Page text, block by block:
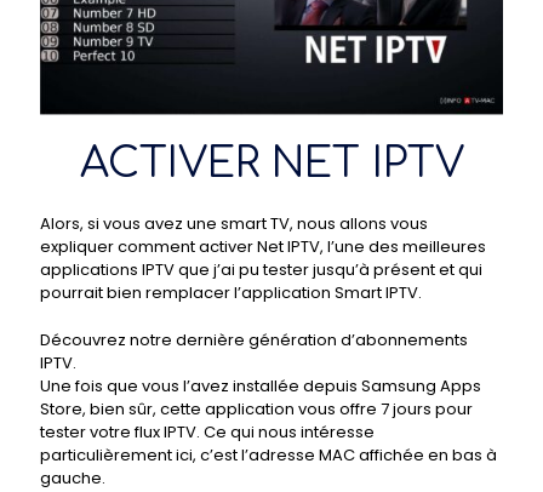
ACTIVER NET IPTV
Alors, si vous avez une smart TV, nous allons vous
expliquer comment activer Net IPTV, l’une des meilleures
applications IPTV que j’ai pu tester jusqu’à présent et qui
pourrait bien remplacer l’application Smart IPTV.
Découvrez notre dernière génération d’abonnements
IPTV.
Une fois que vous l’avez installée depuis Samsung Apps
Store, bien sûr, cette application vous offre 7 jours pour
tester votre flux IPTV. Ce qui nous intéresse
particulièrement ici, c’est l’adresse MAC affichée en bas à
gauche.